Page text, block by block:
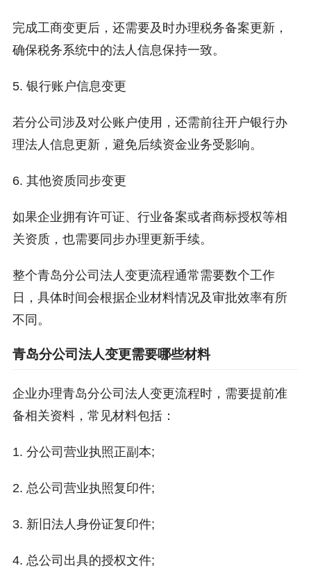
完成工商变更后，还需要及时办理税务备案更新，
确保税务系统中的法人信息保持一致。
5. 银行账户信息变更
若分公司涉及对公账户使用，还需前往开户银行办
理法人信息更新，避免后续资金业务受影响。
6. 其他资质同步变更
如果企业拥有许可证、行业备案或者商标授权等相
关资质，也需要同步办理更新手续。
整个青岛分公司法人变更流程通常需要数个工作
日，具体时间会根据企业材料情况及审批效率有所
不同。
青岛分公司法人变更需要哪些材料
企业办理青岛分公司法人变更流程时，需要提前准
备相关资料，常见材料包括：
1. 分公司营业执照正副本;
2. 总公司营业执照复印件;
3. 新旧法人身份证复印件;
4. 总公司出具的授权文件;